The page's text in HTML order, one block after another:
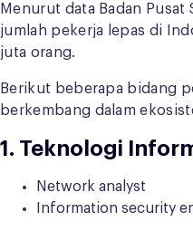
Menurut data Badan Pusat
jumlah pekerja lepas di
juta orang.
Berikut beberapa bidang
berkembang dalam
1. Teknologi
Network analyst
Information security